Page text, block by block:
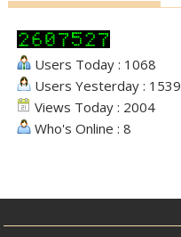
Users Today : 1068
Users Yesterday : 1539
Views Today : 2004
Who's Online : 8